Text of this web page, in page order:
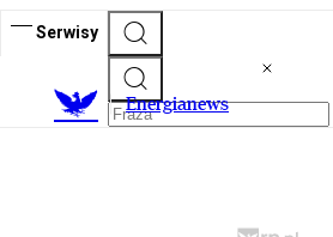
Serwisy
Energianews